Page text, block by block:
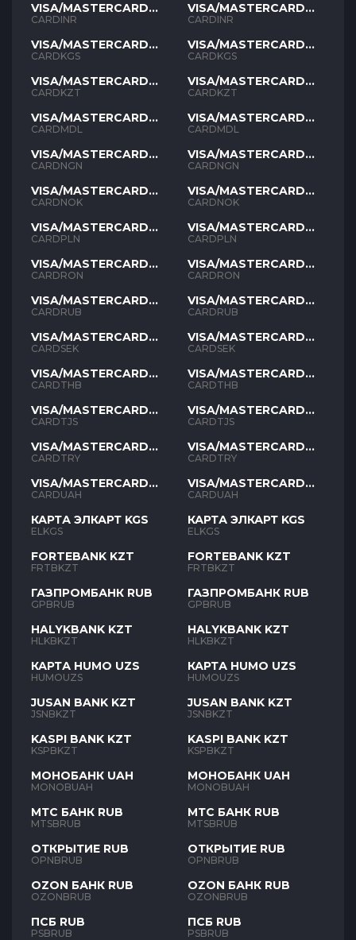
VISA/MASTERCARD
INR
CARDINR
VISA/MASTERCARD
KGS
CARDKGS
VISA/MASTERCARD
KZT
CARDKZT
VISA/MASTERCARD
MDL
CARDMDL
VISA/MASTERCARD
NGN
CARDNGN
VISA/MASTERCARD
NOK
CARDNOK
VISA/MASTERCARD
PLN
CARDPLN
VISA/MASTERCARD
RON
CARDRON
VISA/MASTERCARD
RUB
CARDRUB
VISA/MASTERCARD
SEK
CARDSEK
VISA/MASTERCARD
THB
CARDTHB
VISA/MASTERCARD
TJS
CARDTJS
VISA/MASTERCARD
TYR
CARDTRY
VISA/MASTERCARD
UAH
CARDUAH
КАРТА ЭЛКАРТ KGS
ELKGS
FORTEBANK KZT
FRTBKZT
ГАЗПРОМБАНК RUB
GPBRUB
HALYKBANK KZT
HLKBKZT
КАРТА HUMO UZS
HUMOUZS
JUSAN BANK KZT
JSNBKZT
KASPI BANK KZT
KSPBKZT
МОНОБАНК UAH
MONOBUAH
МТС БАНК RUB
MTSBRUB
ОТКРЫТИЕ RUB
OPNBRUB
OZON БАНК RUB
OZONBRUB
ПСБ RUB
PSBRUB
VISA/MASTERCARD
INR
CARDINR
VISA/MASTERCARD
KGS
CARDKGS
VISA/MASTERCARD
KZT
CARDKZT
VISA/MASTERCARD
MDL
CARDMDL
VISA/MASTERCARD
NGN
CARDNGN
VISA/MASTERCARD
NOK
CARDNOK
VISA/MASTERCARD
PLN
CARDPLN
VISA/MASTERCARD
RON
CARDRON
VISA/MASTERCARD
RUB
CARDRUB
VISA/MASTERCARD
SEK
CARDSEK
VISA/MASTERCARD
THB
CARDTHB
VISA/MASTERCARD
TJS
CARDTJS
VISA/MASTERCARD
TYR
CARDTRY
VISA/MASTERCARD
UAH
CARDUAH
КАРТА ЭЛКАРТ KGS
ELKGS
FORTEBANK KZT
FRTBKZT
ГАЗПРОМБАНК RUB
GPBRUB
HALYKBANK KZT
HLKBKZT
КАРТА HUMO UZS
HUMOUZS
JUSAN BANK KZT
JSNBKZT
KASPI BANK KZT
KSPBKZT
МОНОБАНК UAH
MONOBUAH
МТС БАНК RUB
MTSBRUB
ОТКРЫТИЕ RUB
OPNBRUB
OZON БАНК RUB
OZONBRUB
ПСБ RUB
PSBRUB